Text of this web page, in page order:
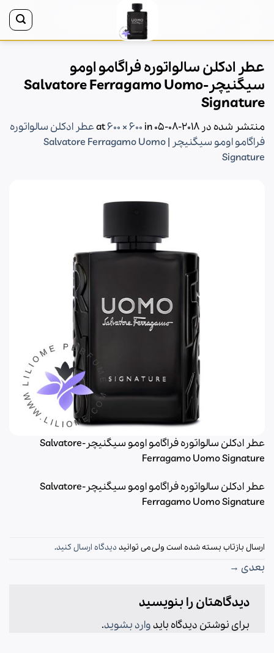
content
عطر ادکلن سالواتوره فراگامو اومو
سیگنیچر-Salvatore Ferragamo Uomo
Signature
منتشر شده در 2018-08-05
600 × 600 in
عطر ادکلن سالواتوره
فراگامو اومو سیگنیچر | Salvatore Ferragamo Uomo
Signature
عطر ادکلن سالواتوره فراگامو اومو سیگنیچر-Salvatore
Ferragamo Uomo Signature
عطر ادکلن سالواتوره فراگامو اومو سیگنیچر-Salvatore
Ferragamo Uomo Signature
ارسال بازتاب بسته شده است ولی می توانید دیدگاه ارسال کنید.
بعدی →
دیدگاهتان را بنویسید
برای نوشتن دیدگاه باید وارد بشوید.